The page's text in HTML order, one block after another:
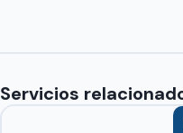
Servicios